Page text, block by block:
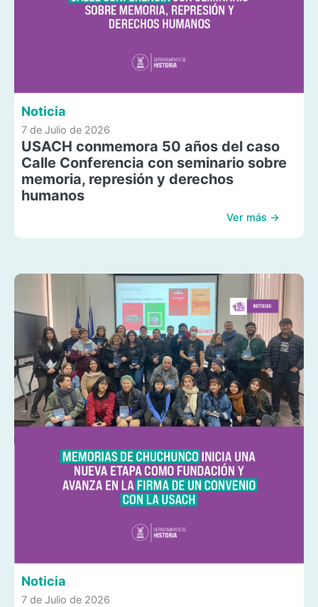
Noticia
7 de Julio de 2026
USACH conmemora 50 años del caso
Calle Conferencia con seminario sobre
memoria, represión y derechos
humanos
Ver más →
Noticia
7 de Julio de 2026